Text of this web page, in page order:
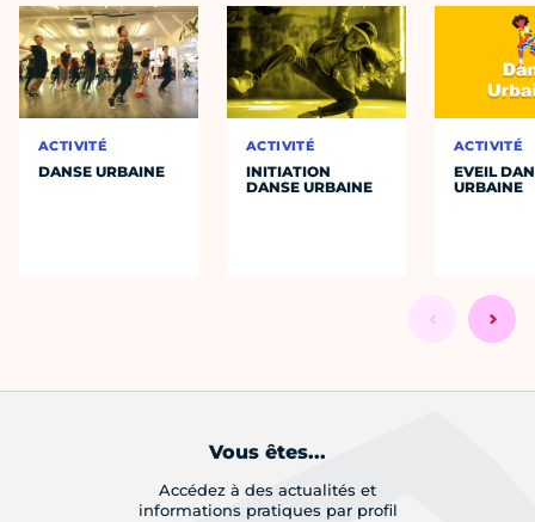
ACTIVITÉ
DANSE URBAINE
ACTIVITÉ
INITIATION
DANSE URBAINE
ACTIVITÉ
EVEIL
URBAINE
Vous êtes...
Accédez à des actualités et
informations pratiques par profil